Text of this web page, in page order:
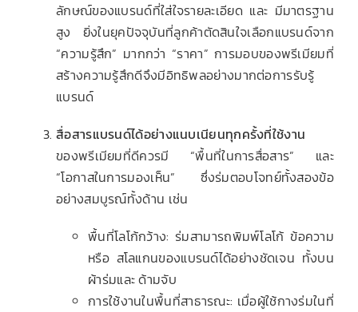
ลักษณ์ของแบรนด์ที่ใส่ใจรายละเอียด และ มีมาตรฐาน
สูง ยิ่งในยุคปัจจุบันที่ลูกค้าตัดสินใจเลือกแบรนด์จาก
“ความรู้สึก” มากกว่า “ราคา” การมอบของพรีเมียมที่
สร้างความรู้สึกดีจึงมีอิทธิพลอย่างมากต่อการรับรู้
แบรนด์
สื่อสารแบรนด์ได้อย่างแนบเนียนทุกครั้งที่ใช้งาน
ของพรีเมียมที่ดีควรมี “พื้นที่ในการสื่อสาร” และ
“โอกาสในการมองเห็น” ซึ่งร่มตอบโจทย์ทั้งสองข้อ
อย่างสมบูรณ์ทั้งด้าน เช่น
พื้นที่โลโก้กว้าง: ร่มสามารถพิมพ์โลโก้ ข้อความ
หรือ สโลแกนของแบรนด์ได้อย่างชัดเจน ทั้งบน
ผ้าร่มและ ด้ามจับ
การใช้งานในพื้นที่สาธารณะ: เมื่อผู้ใช้กางร่มในที่